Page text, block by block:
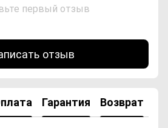
первый отзыв
отзыв
Гарантия Возврат